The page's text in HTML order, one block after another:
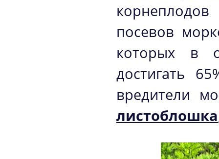
посевов
которых в
достигать
вредители
листоблошка